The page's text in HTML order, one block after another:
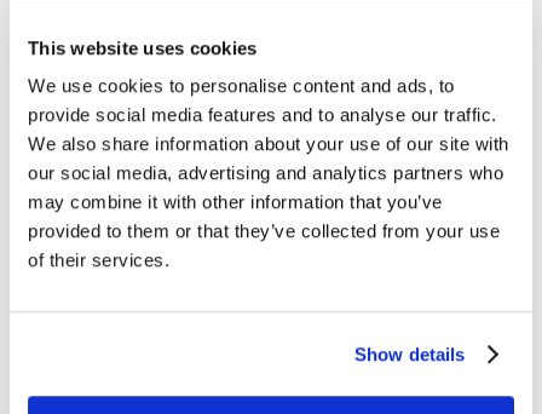
This website uses cookies
We use cookies to personalise content and ads, to
provide social media features and to analyse our traffic.
We also share information about your use of our site with
our social media, advertising and analytics partners who
may combine it with other information that you’ve
provided to them or that they’ve collected from your use
of their services.
Show details
Articoli dedicati alla grammatica inglese
Articoli dedicati a inglese nel mondo del lavoro